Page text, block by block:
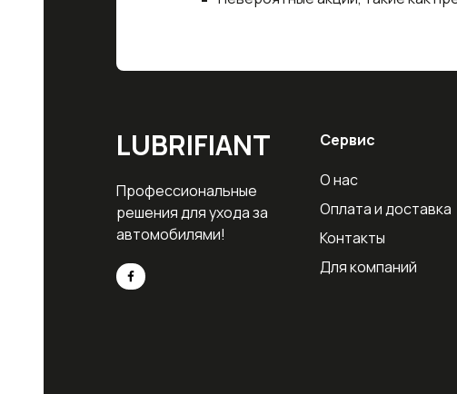
LUBRIFIANT
Профессиональные
решения для ухода за
автомобилями!
Сервис
О нас
Оплата и доставка
Контакты
Для компаний